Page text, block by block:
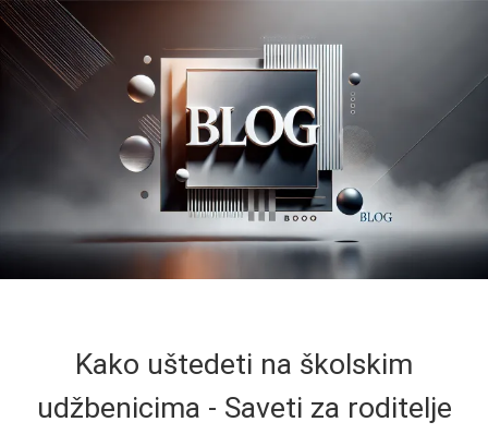
Kako uštedeti na školskim
udžbenicima - Saveti za roditelje